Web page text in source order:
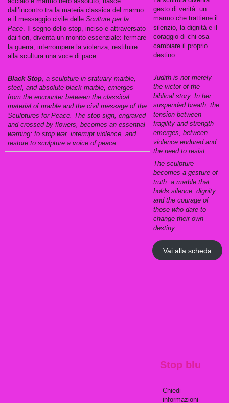
dall’incontro tra la materia classica del marmo
e il messaggio civile delleSculture per la
Pace . Il segno dello stop, inciso e attraversato
dai fiori, diventa un monito essenziale: fermare
la guerra, interrompere la violenza, restituire
alla scultura una voce di pace.
Black Stop, a sculpture in statuary marble,
steel, and absolute black marble, emerges
from the encounter between the classical
material of marble and the civil message of the
Sculptures for Peace. The stop sign, engraved
and crossed by flowers, becomes an essential
warning: to stop war, interrupt violence, and
restore to sculpture a voice of peace.
gesto di verità: un
marmo che trattiene il
silenzio, la dignità e il
coraggio di chi osa
cambiare il proprio
destino.
Judith is not merely
the victor of the
biblical story. In her
suspended breath, the
tension between
fragility and strength
emerges, between
violence endured and
the need to resist.
The sculpture
becomes a gesture of
truth: a marble that
holds silence, dignity
and the courage of
those who dare to
change their own
destiny.
Vai alla scheda
Stop blu
Chiedi
informazioni